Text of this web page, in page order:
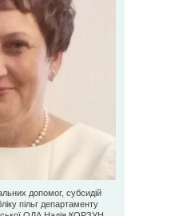
допомог, субсидій
пільг департаменту